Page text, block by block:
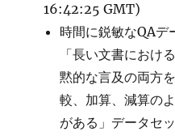
16:42:25 GMT)
時間に鋭敏なQAデ
「長い文書におけ
黙的な言及の両方
較、加算、減算の
がある」データセ